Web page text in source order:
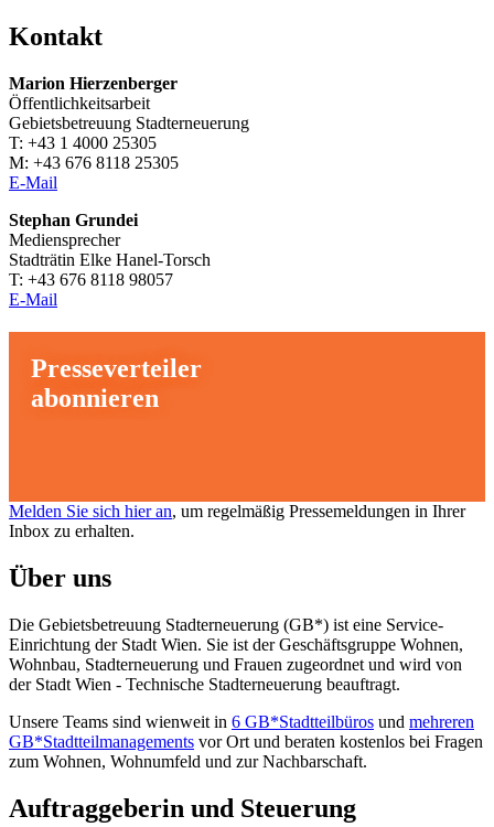
Kontakt
Marion Hierzenberger
Öffentlichkeitsarbeit
Gebietsbetreuung Stadterneuerung
T: +43 1 4000 25305
M: +43 676 8118 25305
E-Mail
Stephan Grundei
Mediensprecher
Stadträtin Elke Hanel-Torsch
T: +43 676 8118 98057
E-Mail
Presseverteiler
abonnieren
Melden Sie sich hier an, um regelmäßig Pressemeldungen in Ihrer
Inbox zu erhalten.
Über uns
Die Gebietsbetreuung Stadterneuerung (GB*) ist eine Service-
Einrichtung der Stadt Wien. Sie ist der Geschäfts­gruppe Wohnen,
Wohnbau, Stadt­erneuerung und Frauen zugeordnet und wird von
der Stadt Wien - Technische Stadterneuerung beauftragt.
Unsere Teams sind wienweit in 6 GB*Stadtteilbüros und mehreren
GB*Stadtteilmanagements vor Ort und beraten kostenlos bei Fragen
zum Wohnen, Wohnumfeld und zur Nachbarschaft.
Auftraggeberin und Steuerung